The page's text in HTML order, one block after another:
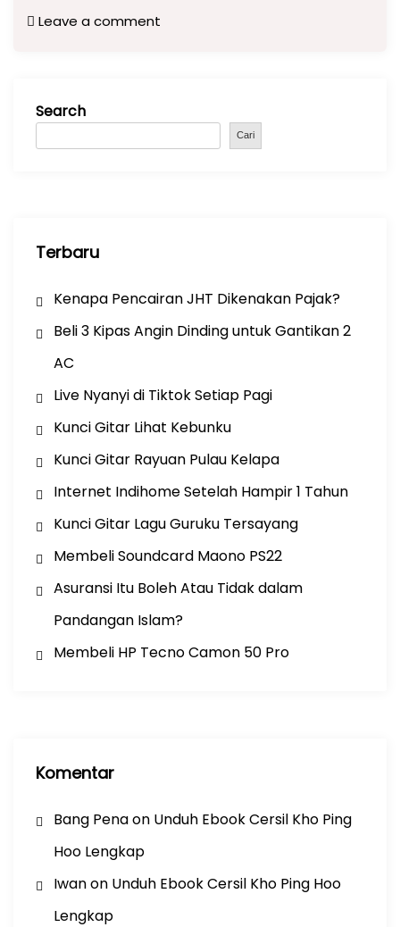
c
o
o
a
p
p
m
Leave a comment
Search
Cari
Terbaru
Kenapa Pencairan JHT Dikenakan Pajak?
Beli 3 Kipas Angin Dinding untuk Gantikan 2
AC
Live Nyanyi di Tiktok Setiap Pagi
Kunci Gitar Lihat Kebunku
Kunci Gitar Rayuan Pulau Kelapa
Internet Indihome Setelah Hampir 1 Tahun
Kunci Gitar Lagu Guruku Tersayang
Membeli Soundcard Maono PS22
Asuransi Itu Boleh Atau Tidak dalam
Pandangan Islam?
Membeli HP Tecno Camon 50 Pro
Komentar
Bang Penaon Unduh Ebook Cersil Kho Ping
Hoo Lengkap
Iwanon Unduh Ebook Cersil Kho Ping Hoo
Lengkap